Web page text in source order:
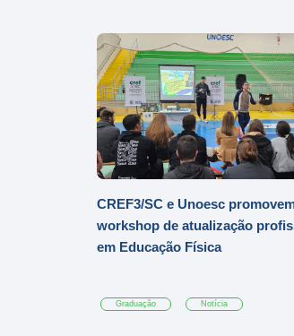
CREF3/SC e Unoesc
workshop de atualização
em Educação Física
Graduação Notícia